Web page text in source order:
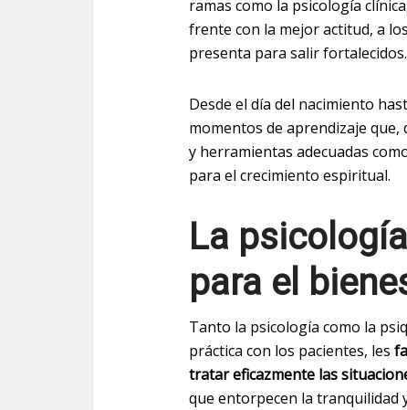
ramas como la psicología
frente con la mejor actitud, a
presenta para salir fortalecidos.
Desde el día del nacimiento
momentos de aprendizaje
y herramientas adecuadas
para el crecimiento espiritual.
La
para el
Tanto la psicología como la
práctica con los pacientes, les
tratar eficazmente las
que entorpecen la tranquilidad